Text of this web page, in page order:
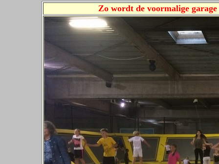
Zo wordt de voormalige